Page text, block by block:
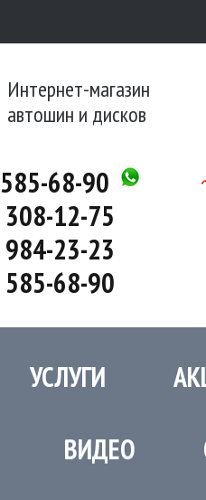
Интернет-магазин
автошин и дисков
585-68-90
308-12-75
984-23-23
585-68-90
УСЛУГИ
ВИДЕО